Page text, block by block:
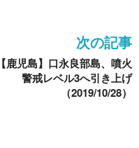
次の記事
【鹿児島】口永良部島、噴火
警戒レベル3へ引き上げ
（2019/10/28）